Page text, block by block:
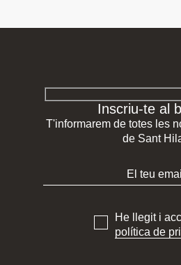
Inscriu-te al
T'informarem de totes les
de Sant
He llegit i
política de